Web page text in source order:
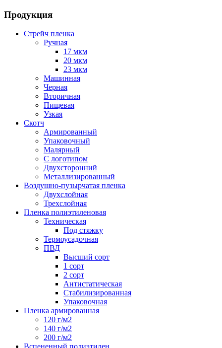
Продукция
Стрейч пленка
Ручная
17 мкм
20 мкм
23 мкм
Машинная
Черная
Вторичная
Пищевая
Узкая
Скотч
Армированный
Упаковочный
Малярный
С логотипом
Двухсторонний
Металлизированный
Воздушно-пузырчатая пленка
Двухслойная
Трехслойная
Пленка полиэтиленовая
Техническая
Под стяжку
Термоусадочная
ПВД
Высший сорт
1 сорт
2 сорт
Антистатическая
Стабилизированная
Упаковочная
Пленка армированная
120 г/м2
140 г/м2
200 г/м2